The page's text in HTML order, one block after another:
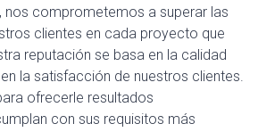
nos comprometemos a superar las
clientes en cada proyecto que
reputación se basa en la calidad
la satisfacción de nuestros clientes.
ofrecerle resultados
con sus requisitos más